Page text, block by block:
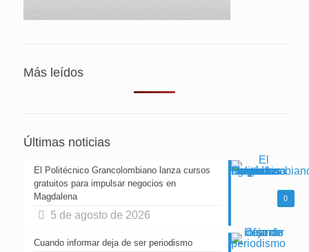
Más leídos
Últimas noticias
0
El Politécnico Grancolombiano lanza cursos
gratuitos para impulsar negocios en
Magdalena
5 de agosto de 2026
Cuando informar deja de ser periodismo